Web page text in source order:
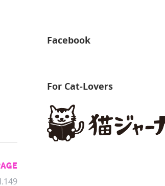
Facebook
For Cat-Lovers